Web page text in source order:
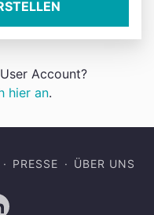
Account?
hier an.
PRESSE ÜBER UNS